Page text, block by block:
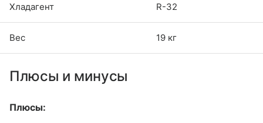
Хладагент R-32
Вес 19 кг
Плюсы и минусы
Плюсы: